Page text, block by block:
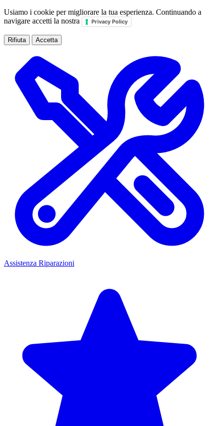
Usiamo i cookie per migliorare la tua esperienza. Continuando a
navigare accetti la nostra
Privacy Policy
Rifiuta Accetta
Assistenza Riparazioni